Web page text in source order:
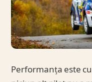
Performanța este